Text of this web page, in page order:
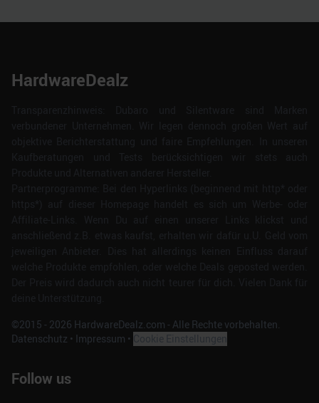
HardwareDealz
©2015 - 2026 HardwareDealz.com - Alle Rechte vorbehalten.
Datenschutz • Impressum •
Follow us